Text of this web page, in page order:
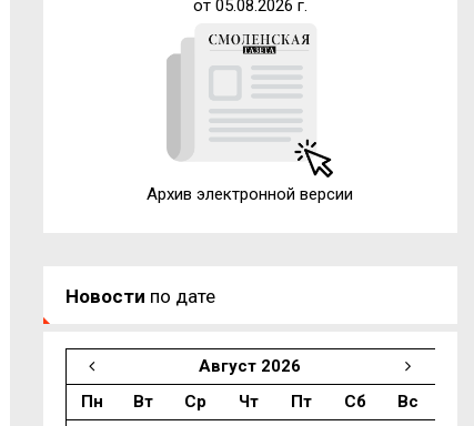
от 05.08.2026 г.
Архив электронной версии
Новости по дате
Август 2026
Пн
Вт Ср Чт Пт Сб Вс